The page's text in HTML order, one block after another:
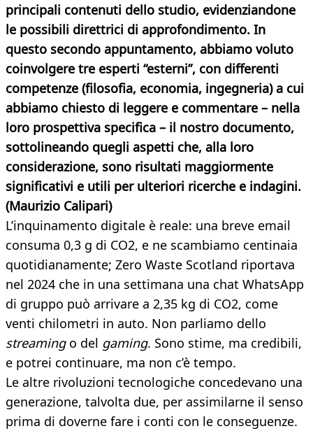
principali contenuti dello studio, evidenziandone
le possibili direttrici di approfondimento. In
questo secondo appuntamento, abbiamo voluto
coinvolgere tre esperti “esterni”, con differenti
competenze (filosofia, economia, ingegneria) a cui
abbiamo chiesto di leggere e commentare – nella
loro prospettiva specifica – il nostro documento,
sottolineando quegli aspetti che, alla loro
considerazione, sono risultati maggiormente
significativi e utili per ulteriori ricerche e indagini.
(Maurizio Calipari)
L’inquinamento digitale è reale: una breve email
consuma 0,3 g di CO2, e ne scambiamo centinaia
quotidianamente; Zero Waste Scotland riportava
nel 2024 che in una settimana una chat WhatsApp
di gruppo può arrivare a 2,35 kg di CO2, come
venti chilometri in auto. Non parliamo dello
streaming o del gaming. Sono stime, ma credibili,
e potrei continuare, ma non c’è tempo.
Le altre rivoluzioni tecnologiche concedevano una
generazione, talvolta due, per assimilarne il senso
prima di doverne fare i conti con le conseguenze.